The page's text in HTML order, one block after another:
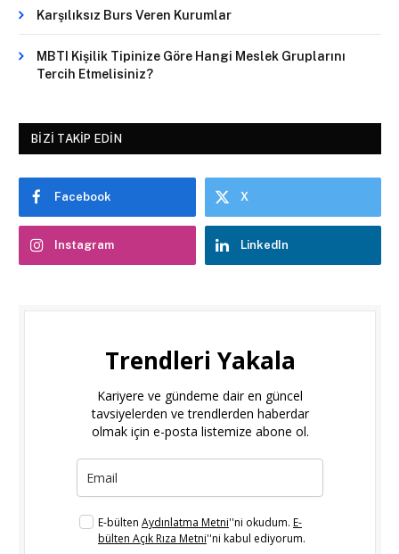
Karşılıksız Burs Veren Kurumlar
MBTI Kişilik Tipinize Göre Hangi Meslek Gruplarını
Tercih Etmelisiniz?
BIZI TAKIP EDIN
Facebook X
Instagram LinkedIn
Trendleri Yakala
Kariyere ve gündeme dair en güncel
tavsiyelerden ve trendlerden haberdar
olmak için e-posta listemize abone ol.
E-bülten Aydınlatma Metni''ni okudum. E-
bülten Açık Rıza Metni''ni kabul ediyorum.